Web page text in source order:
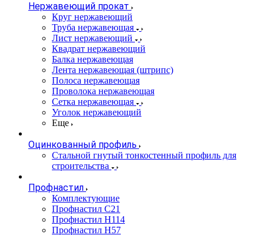
Нержавеющий прокат
Круг нержавеющий
Труба нержавеющая
Лист нержавеющий
Квадрат нержавеющий
Балка нержавеющая
Лента нержавеющая (штрипс)
Полоса нержавеющая
Проволока нержавеющая
Сетка нержавеющая
Уголок нержавеющий
Еще
Оцинкованный профиль
Стальной гнутый тонкостенный профиль для
строительства
Профнастил
Комплектующие
Профнастил C21
Профнастил Н114
Профнастил Н57